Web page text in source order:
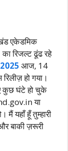
एकेडमिक
का रिजल्ट ढूंढ रहे
2025 आज, 14
हो गया।
कुछ घंटे हो चुके
या
यहाँ हूँ तुम्हारी
बाकी ज़रूरी